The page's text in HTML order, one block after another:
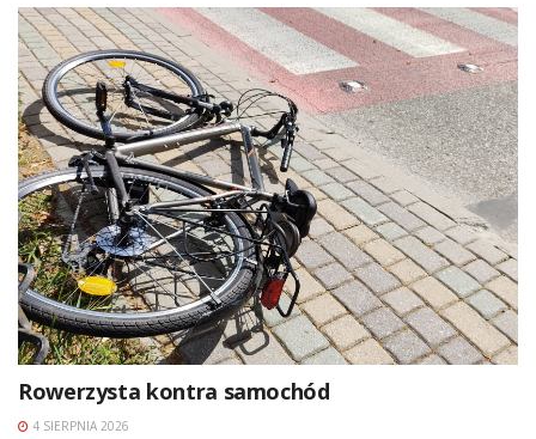
Rowerzysta kontra samochód
4 SIERPNIA 2026